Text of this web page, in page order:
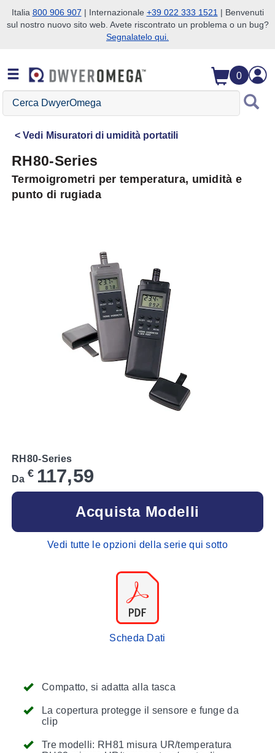
Salta alla ricerca
Salta al contenuto principale
Salta alla navigazione
Italia 800 906 907 | Internazionale +39 022 333 1521 | Benvenuti
sul nostro nuovo sito web. Avete riscontrato un problema o un bug?
Segnalatelo qui.
0
Cerca
DwyerOmega
Vedi Misuratori di umidità portatili
RH80-Series
Termoigrometri per temperatura, umidità e
punto di rugiada
Compatto, si adatta alla tasca
La copertura protegge il sensore e funge da
clip
Tre modelli: RH81 misura UR/temperatura
RH80-Series
Da € 117,59
Acquista Modelli
Vedi tutte le opzioni della serie qui sotto
Scheda Dati